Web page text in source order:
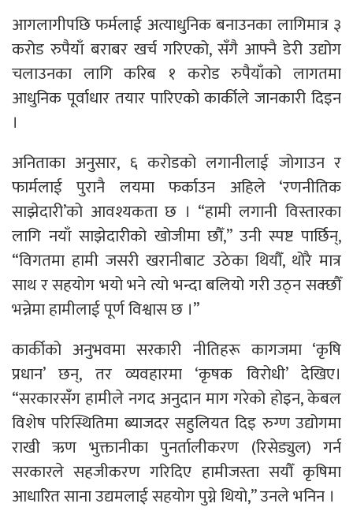
आगलागीपछि फर्मलाई अत्याधुनिक बनाउनका लागिमात्र ३
करोड रुपैयाँ बराबर खर्च गरिएको, सँगै आफ्नै डेरी उद्योग
चलाउनका लागि करिब १ करोड रुपैयाँको लागतमा
आधुनिक पूर्वाधार तयार पारिएको कार्कीले जानकारी दिइन
।
अनिताका अनुसार, ६ करोडको लगानीलाई जोगाउन र
फार्मलाई पुरानै लयमा फर्काउन अहिले ‘रणनीतिक
साझेदारी’को आवश्यकता छ । “हामी लगानी विस्तारका
लागि नयाँ साझेदारीको खोजीमा छौँ,” उनी स्पष्ट पार्छिन्,
“विगतमा हामी जसरी खरानीबाट उठेका थियौँ, थोरै मात्र
साथ र सहयोग भयो भने त्यो भन्दा बलियो गरी उठ्न सक्छौँ
भन्नेमा हामीलाई पूर्ण विश्वास छ ।”
कार्कीको अनुभवमा सरकारी नीतिहरू कागजमा ‘कृषि
प्रधान’ छन्, तर व्यवहारमा ‘कृषक विरोधी’ देखिए।
“सरकारसँग हामीले नगद अनुदान माग गरेको होइन, केबल
विशेष परिस्थितिमा ब्याजदर सहुलियत दिइ रुग्ण उद्योगमा
राखी ऋण भुक्तानीका पुनर्तालीकरण (रिसेड्युल) गर्न
सरकारले सहजीकरण गरिदिए हामीजस्ता सयौँ कृषिमा
आधारित साना उद्यमलाई सहयोग पुग्ने थियो,” उनले भनिन ।